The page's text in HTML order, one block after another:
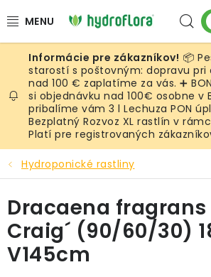
na
RASTLINY
UMELÉ RASTLINY
KVETINÁČE
SUBSTRÁTY A PRÍSLUŠENSTVO
SERVIS INTERIÉROVEJ ZELENE
MACHY
📦
starostí s poštovným: dopravu pri
nad 100 € zaplatíme za vás. ➕
si objednávku nad 100€ osobne v
pribalíme vám 3 l Lechuza PON
Bezplatný Rozvoz XL rastlín v
Platí pre registrovaných
Hydroponické rastliny
Dracaena fragrans
Craig´ (90/60/30)
V145cm